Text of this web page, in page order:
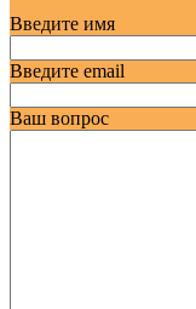
Введите имя
Введите email
Ваш вопрос